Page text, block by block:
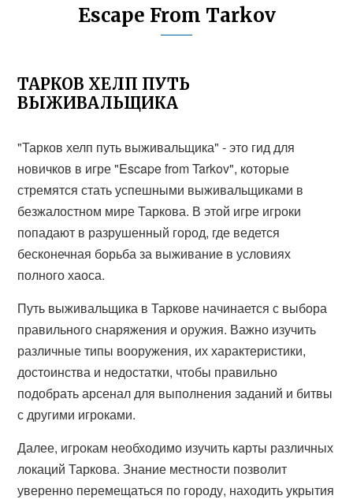
Escape From Tarkov
ТАРКОВ ХЕЛП ПУТЬ
ВЫЖИВАЛЬЩИКА
"Тарков хелп путь выживальщика" - это гид для
новичков в игре "Escape from Tarkov", которые
стремятся стать успешными выживальщиками в
безжалостном мире Таркова. В этой игре игроки
попадают в разрушенный город, где ведется
бесконечная борьба за выживание в условиях
полного хаоса.
Путь выживальщика в Таркове начинается с выбора
правильного снаряжения и оружия. Важно изучить
различные типы вооружения, их характеристики,
достоинства и недостатки, чтобы правильно
подобрать арсенал для выполнения заданий и битвы
с другими игроками.
Далее, игрокам необходимо изучить карты различных
локаций Таркова. Знание местности позволит
уверенно перемещаться по городу, находить укрытия